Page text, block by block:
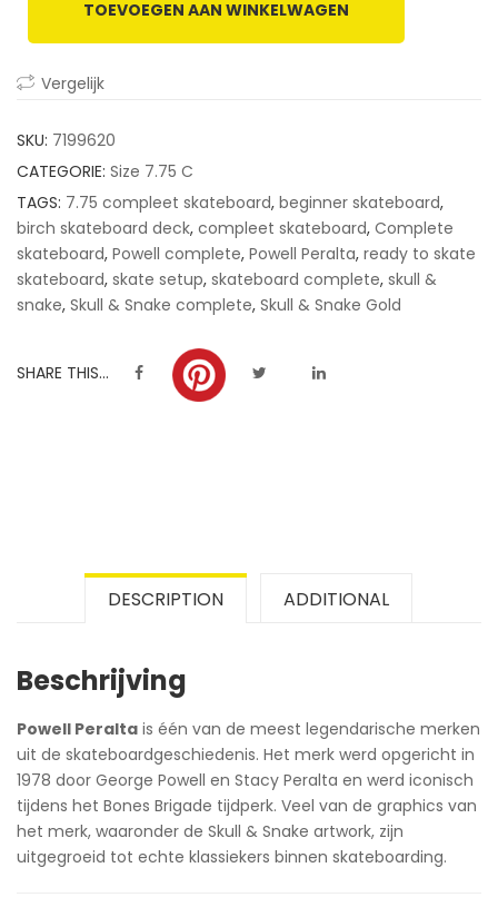
customer
ratings
TOEVOEGEN AAN WINKELWAGEN
Vergelijk
SKU: 7199620
CATEGORIE: Size 7.75 C
TAGS: 7.75 compleet skateboard, beginner skateboard,
birch skateboard deck, compleet skateboard, Complete
skateboard, Powell complete, Powell Peralta, ready to skate
skateboard, skate setup, skateboard complete, skull &
snake, Skull & Snake complete, Skull & Snake Gold
SHARE THIS...
DESCRIPTION ADDITIONAL
Beschrijving
Powell Peralta is één van de meest legendarische merken
uit de skateboardgeschiedenis. Het merk werd opgericht in
1978 door George Powell en Stacy Peralta en werd iconisch
tijdens het Bones Brigade tijdperk. Veel van de graphics van
het merk, waaronder de Skull & Snake artwork, zijn
uitgegroeid tot echte klassiekers binnen skateboarding.